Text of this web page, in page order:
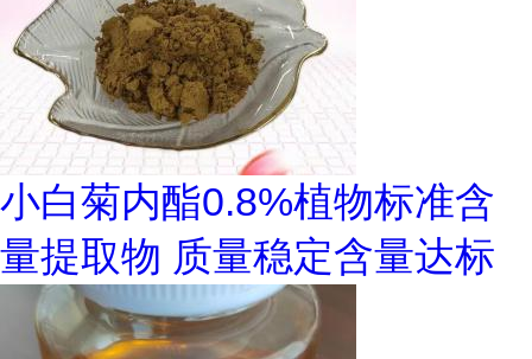
小白菊内酯0.8%植物标准含
量提取物 质量稳定含量达标